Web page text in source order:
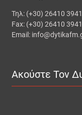
Τηλ: (+30) 26410
Fax: (+30) 26410
Email:
Ακούστε Τον